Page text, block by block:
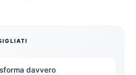
davvero